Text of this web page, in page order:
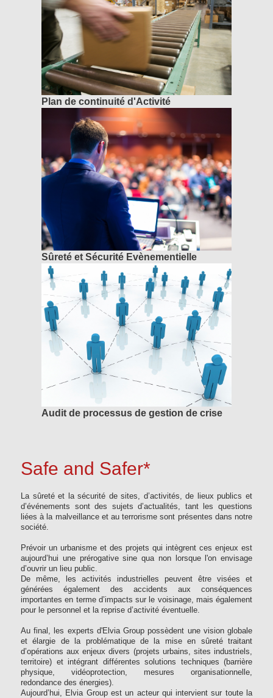
Plan de continuité d'Activité
Sûreté et Sécurité Evènementielle
Audit de processus de gestion de crise
Safe and Safer*
La sûreté et la sécurité de sites, d’activités, de lieux publics et
d’événements sont des sujets d’actualités, tant les questions
liées à la malveillance et au terrorisme sont présentes dans notre
société.
Prévoir un urbanisme et des projets qui intègrent ces enjeux est
aujourd’hui une prérogative sine qua non lorsque l'on envisage
d’ouvrir un lieu public.
De même, les activités industrielles peuvent être visées et
générées également des accidents aux conséquences
importantes en terme d’impacts sur le voisinage, mais également
pour le personnel et la reprise d’activité éventuelle.
Au final, les experts d'Elvia Group possèdent une vision globale
et élargie de la problématique de la mise en sûreté traitant
d’opérations aux enjeux divers (projets urbains, sites industriels,
territoire) et intégrant différentes solutions techniques (barrière
physique, vidéoprotection, mesures organisationnelle,
redondance des énergies).
Aujourd’hui, Elvia Group est un acteur qui intervient sur toute la